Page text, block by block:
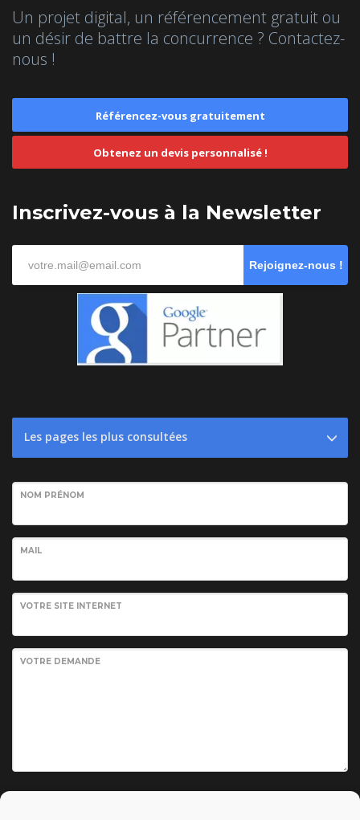
Un projet digital, un référencement gratuit ou
un désir de battre la concurrence ? Contactez-
nous !
Référencez-vous gratuitement
Obtenez un devis personnalisé !
Inscrivez-vous à la Newsletter
Rejoignez-nous !
Les pages les plus consultées
NOM PRÉNOM
MAIL
VOTRE SITE INTERNET
VOTRE DEMANDE